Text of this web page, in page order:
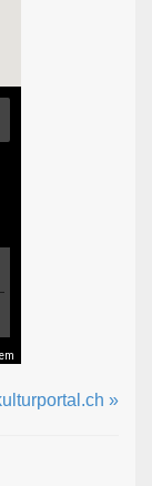
»